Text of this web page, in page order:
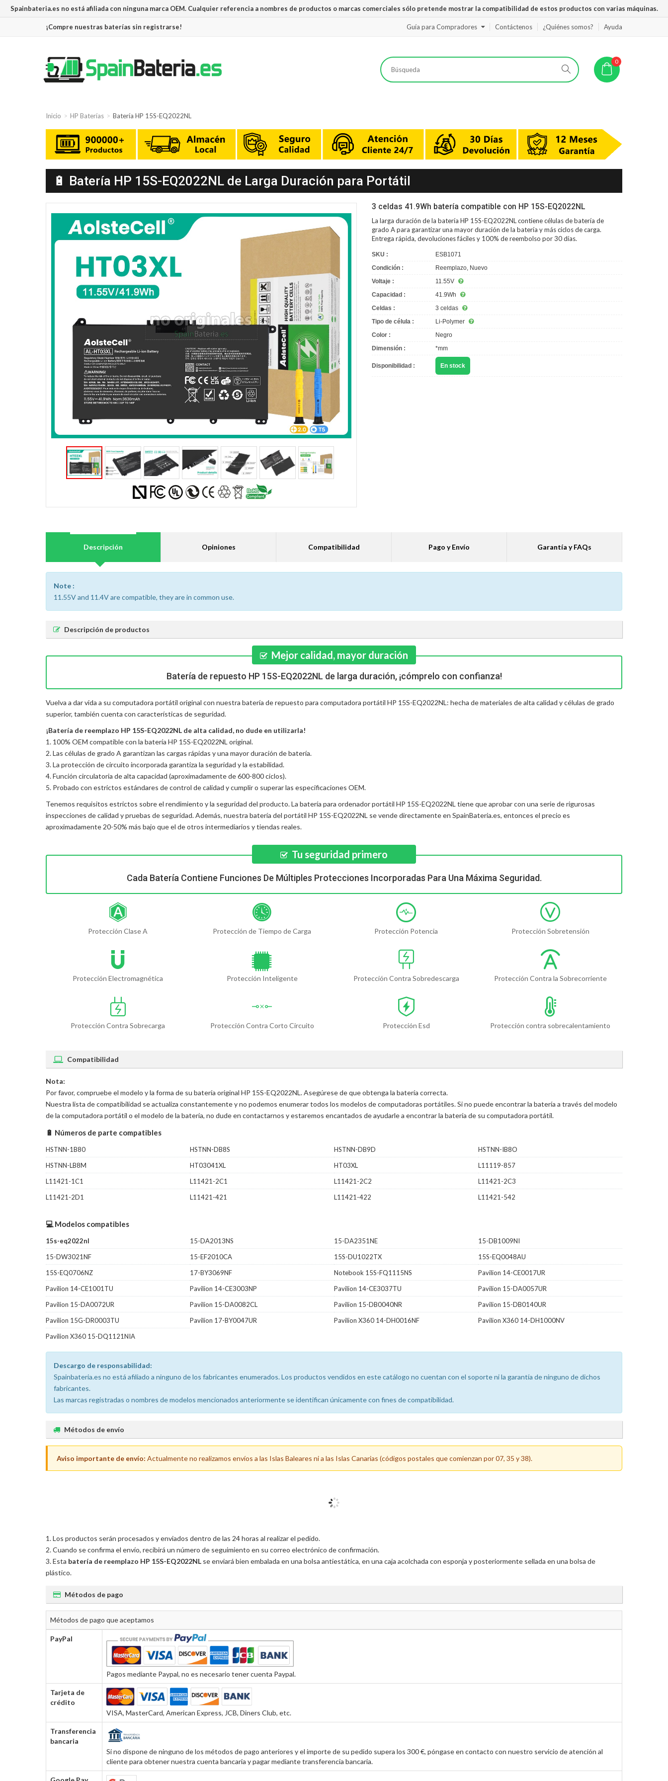
Spainbateria.es no está afiliada con ninguna marca OEM. Cualquier referencia a nombres de productos o marcas comerciales sólo pretende mostrar la compatibilidad de estos productos con varias máquinas.
¡Compre nuestras baterías sin registrarse! Guía para Compradores Contáctenos ¿Quiénes somos? Ayuda
0
Inicio HP Baterías Batería HP 15S-EQ2022NL
🔋 Batería HP 15S-EQ2022NL de Larga Duración para Portátil
3 celdas 41.9Wh batería compatible con HP 15S-EQ2022NL
La larga duración de labatería HP 15S-EQ2022NLcontiene células de batería de
grado A para garantizar una mayor duración de la batería y más ciclos de carga.
Entrega rápida, devoluciones fáciles y 100% de reembolso por 30 días.
SKU :
ESB1071
Condición :
Reemplazo, Nuevo
Voltaje :
11.55V
Capacidad :
41.9Wh
Celdas :
3 celdas
Tipo de célula :
Li-Polymer
Color :
Negro
Dimensión :
*mm
Disponibilidad : En stock
Descripción Opiniones Compatibilidad Pago y Envío Garantía y FAQs
Note :
11.55V and 11.4V are compatible, they are in common use.
Descripción de productos
Mejor calidad, mayor duración
Batería de repuesto HP 15S-EQ2022NL de larga duración, ¡cómprelo con confianza!
Vuelva a dar vida a su computadora portátil original con nuestra batería de repuesto para computadora portátil HP 15S-EQ2022NL: hecha de materiales de alta calidad y células de grado
superior, también cuenta con características de seguridad.
¡Batería de reemplazo HP 15S-EQ2022NL de alta calidad, no dude en utilizarla!
1. 100% OEM compatible con la batería HP 15S-EQ2022NL original.
2. Las células de grado A garantizan las cargas rápidas y una mayor duración de batería.
3. La protección de circuito incorporada garantiza la seguridad y la estabilidad.
4. Función circulatoria de alta capacidad (aproximadamente de 600-800 ciclos).
5. Probado con estrictos estándares de control de calidad y cumplir o superar las especificaciones OEM.
Tenemos requisitos estrictos sobre el rendimiento y la seguridad del producto. La batería para ordenador portátil HP 15S-EQ2022NL tiene que aprobar con una serie de rigurosas
inspecciones de calidad y pruebas de seguridad. Además, nuestra batería del portátil HP 15S-EQ2022NL se vende directamente en SpainBateria.es, entonces el precio es
aproximadamente 20-50% más bajo que el de otros intermediarios y tiendas reales.
Tu seguridad primero
Cada Batería Contiene Funciones De Múltiples Protecciones Incorporadas Para Una Máxima Seguridad.
Protección Clase A Protección de Tiempo de Carga Protección Potencia Protección Sobretensión
Protección Electromagnética Protección Inteligente Protección Contra Sobredescarga Protección Contra la Sobrecorriente
Protección Contra Sobrecarga Protección Contra Corto Circuito Protección Esd Protección contra sobrecalentamiento
Compatibilidad
Nota:
Por favor, compruebe el modelo y la forma de su batería original HP 15S-EQ2022NL. Asegúrese de que obtenga la batería correcta.
Nuestra lista de compatibilidad se actualiza constantemente y no podemos enumerar todos los modelos de computadoras portátiles. Si no puede encontrar la batería a través del modelo
de la computadora portátil o el modelo de la batería, no dude en contactarnos y estaremos encantados de ayudarle a encontrar la batería de su computadora portátil.
🔋 Números de parte compatibles
HSTNN-1B80 HSTNN-DB8S HSTNN-DB9D
HSTNN-IB8O
HSTNN-LB8M
HT03041XL HT03XL
L11119-857
L11421-1C1
L11421-2C1 L11421-2C2
L11421-2C3
L11421-2D1
L11421-421 L11421-422 L11421-542
💻 Modelos compatibles
15s-eq2022nl 15-DA2013NS 15-DA2351NE
15-DB1009NI
15-DW3021NF
15-EF2010CA 15S-DU1022TX
15S-EQ0048AU
15S-EQ0706NZ
17-BY3069NF Notebook 15S-FQ1115NS
Pavilion 14-CE0017UR
Pavilion 14-CE1001TU
Pavilion 14-CE3003NP Pavilion 14-CE3037TU
Pavilion 15-DA0057UR
Pavilion 15-DA0072UR
Pavilion 15-DA0082CL Pavilion 15-DB0040NR
Pavilion 15-DB0140UR
Pavilion 15G-DR0003TU
Pavilion 17-BY0047UR Pavilion X360 14-DH0016NF
Pavilion X360 14-DH1000NV
Pavilion X360 15-DQ1121NIA
Descargo de responsabilidad:
Spainbateria.es no está afiliado a ninguno de los fabricantes enumerados. Los productos vendidos en este catálogo no cuentan con el soporte ni la garantía de ninguno de dichos
fabricantes.
Las marcas registradas o nombres de modelos mencionados anteriormente se identifican únicamente con fines de compatibilidad.
Métodos de envío
Aviso importante de envío: Actualmente no realizamos envíos a las Islas Baleares ni a las Islas Canarias (códigos postales que comienzan por 07, 35 y 38).
Los productos serán procesados y enviados dentro de las 24 horas al realizar el pedido.
Cuando se confirma el envío, recibirá un número de seguimiento en su correo electrónico de confirmación.
Esta batería de reemplazo HP 15S-EQ2022NL se enviará bien embalada en una bolsa antiestática, en una caja acolchada con esponja y posteriormente sellada en una bolsa de
plástico.
Métodos de pago
Métodos de pago que aceptamos
PayPal
Pagos mediante Paypal, no es necesario tener cuenta Paypal.
Tarjeta de
crédito
VISA, MasterCard, American Express, JCB, Diners Club, etc.
Transferencia
bancaria
Si no dispone de ninguno de los métodos de pago anteriores y el importe de su pedido supera los 300 €, póngase en contacto con nuestro servicio de atención al
cliente para obtener nuestra cuenta bancaria y pagar mediante transferencia bancaria.